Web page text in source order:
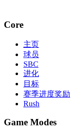
Core
主页
球员
SBC
进化
目标
赛季进度奖励
Rush
Game Modes